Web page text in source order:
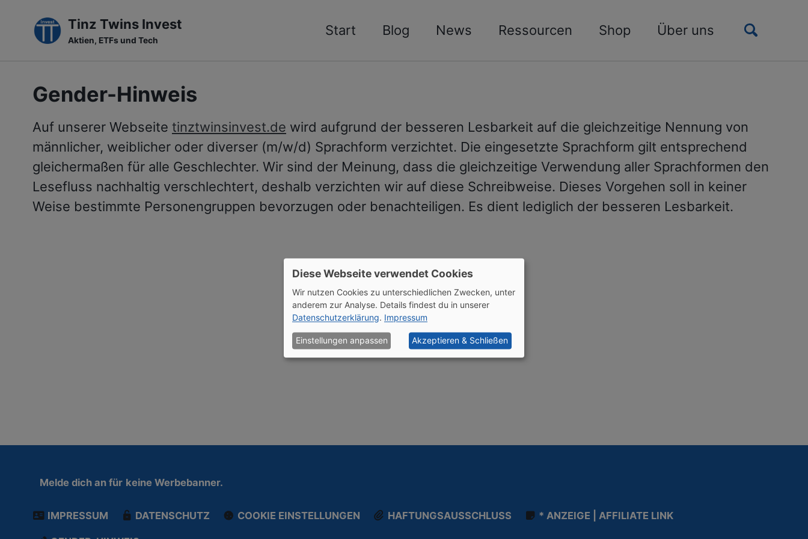
primary
content
footer
Tinz Twins Invest
Aktien, ETFs und Tech
Start Blog News Ressourcen Shop Über uns
Toggle
Gender-Hinweis
Auf unserer Webseite tinztwinsinvest.de wird aufgrund der besseren Lesbarkeit auf die gleichzeitige Nennung von
männlicher, weiblicher oder diverser (m/w/d) Sprachform verzichtet. Die eingesetzte Sprachform gilt entsprechend
gleichermaßen für alle Geschlechter. Wir sind der Meinung, dass die gleichzeitige Verwendung aller Sprachformen den
Lesefluss nachhaltig verschlechtert, deshalb verzichten wir auf diese Schreibweise. Dieses Vorgehen soll in keiner
Weise bestimmte Personengruppen bevorzugen oder benachteiligen. Es dient lediglich der besseren Lesbarkeit.
Melde dich an für keine Werbebanner.
IMPRESSUM DATENSCHUTZ COOKIE EINSTELLUNGEN HAFTUNGSAUSSCHLUSS * ANZEIGE | AFFILIATE LINK
Diese Webseite verwendet Cookies
Wir nutzen Cookies zu unterschiedlichen Zwecken, unter
anderem zur Analyse. Details findest du in unserer
Datenschutzerklärung. Impressum
Einstellungen anpassen Akzeptieren & Schließen